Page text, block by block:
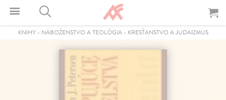
KNIHY- NÁBOŽENSTVO A TEOLÓGIA- KRESŤANSTVO A JUDAIZMUS